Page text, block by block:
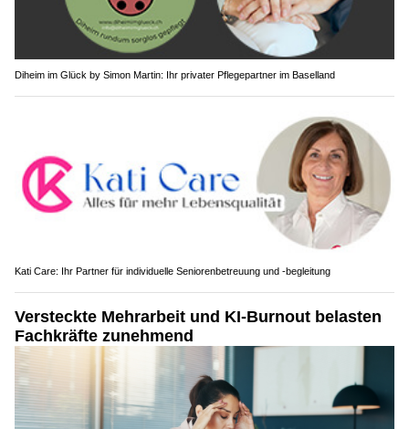
Diheim im Glück by Simon Martin: Ihr privater Pflegepartner im Baselland
Kati Care: Ihr Partner für individuelle Seniorenbetreuung und -begleitung
Versteckte Mehrarbeit und KI-Burnout belasten
Fachkräfte zunehmend